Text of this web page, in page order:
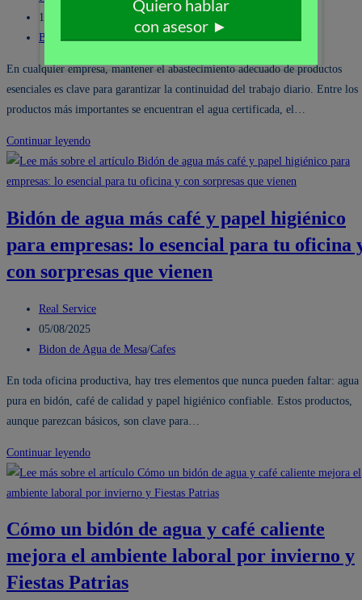
suministros
de
Lima
de
la
entrada:
Publicación
de
la
entrada:
18/04/2026
Categoría
de
la
Bidon de Agua de Mesa/Cafes/Productos de limpieza
En cualquier empresa, mantener el abastecimiento adecuado de productos
esenciales es clave para garantizar la continuidad del trabajo diario. Entre los
productos más importantes se encuentran el agua certificada, el…
Continuar leyendoProductos
esenciales
que
deben
faltar
una
papel
café
para
empresas
Bidón de agua más café y papel higiénico
para empresas: lo esencial para tu oficina
con sorpresas que vienen
Autor
de
la
Real Service
Publicación
de
entrada:
05/08/2025
Categoría
la
entrada:
Bidon de Agua de Mesa/Cafes
En toda oficina productiva, hay tres elementos que nunca pueden faltar: agua
pura en bidón, café de calidad y papel higiénico confiable. Estos productos,
aunque parezcan básicos, son clave para…
Continuar leyendoBidón
de
agua
café
y
papel
higiénico
Cómo un bidón de agua y café caliente
mejora el ambiente laboral por invierno y
Fiestas Patrias